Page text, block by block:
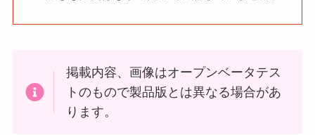
掲載内容、画像はオープンベータテス
トのもので製品版とは異なる場合があ
ります。